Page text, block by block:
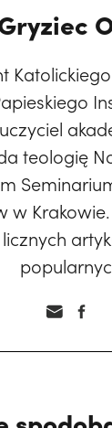
teologię
w